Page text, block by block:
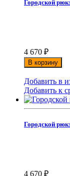
Городской
4 670 ₽
В корзину
Добавить в
Добавить к
Городской
4 670 ₽